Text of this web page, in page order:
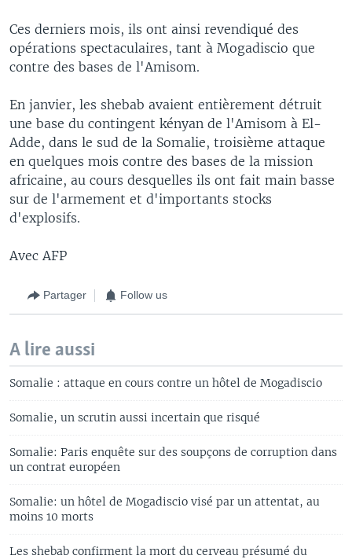
Ces derniers mois, ils ont ainsi revendiqué des
opérations spectaculaires, tant à Mogadiscio que
contre des bases de l'Amisom.
En janvier, les shebab avaient entièrement détruit
une base du contingent kényan de l'Amisom à El-
Adde, dans le sud de la Somalie, troisième attaque
en quelques mois contre des bases de la mission
africaine, au cours desquelles ils ont fait main basse
sur de l'armement et d'importants stocks
d'explosifs.
Avec AFP
Partager Follow us
A lire aussi
Somalie : attaque en cours contre un hôtel de Mogadiscio
Somalie, un scrutin aussi incertain que risqué
Somalie: Paris enquête sur des soupçons de corruption dans
un contrat européen
Somalie: un hôtel de Mogadiscio visé par un attentat, au
moins 10 morts
Les shebab confirment la mort du cerveau présumé du